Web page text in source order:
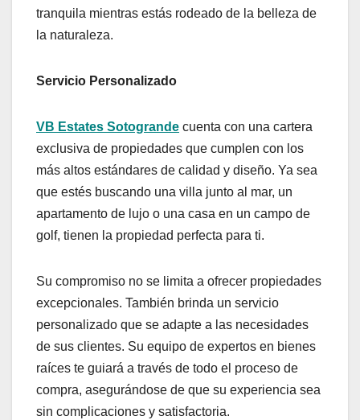
tranquila mientras estás rodeado de la belleza de
la naturaleza.
Servicio Personalizado
VB Estates Sotogrande cuenta con una cartera
exclusiva de propiedades que cumplen con los
más altos estándares de calidad y diseño. Ya sea
que estés buscando una villa junto al mar, un
apartamento de lujo o una casa en un campo de
golf, tienen la propiedad perfecta para ti.
Su compromiso no se limita a ofrecer propiedades
excepcionales. También brinda un servicio
personalizado que se adapte a las necesidades
de sus clientes. Su equipo de expertos en bienes
raíces te guiará a través de todo el proceso de
compra, asegurándose de que su experiencia sea
sin complicaciones y satisfactoria.